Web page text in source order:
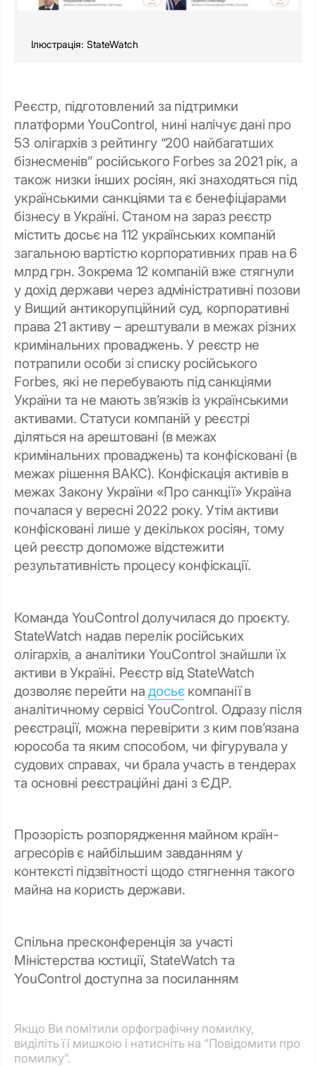
Ілюстрація: StateWatch
Реєстр, підготовлений за підтримки
платформи YouControl, нині налічує дані про
53 олігархів з рейтингу “200 найбагатших
бізнесменів” російського Forbes за 2021 рік, а
також низки інших росіян, які знаходяться під
українськими санкціями та є бенефіціарами
бізнесу в Україні. Станом на зараз реєстр
містить досьє на 112 українських компаній
загальною вартістю корпоративних прав на 6
млрд грн. Зокрема 12 компаній вже стягнули
у дохід держави через адміністративні позови
у Вищий антикорупційний суд, корпоративні
права 21 активу – арештували в межах різних
кримінальних проваджень. У реєстр не
потрапили особи зі списку російського
Forbes, які не перебувають під санкціями
України та не мають зв’язків із українськими
активами. Статуси компаній у реєстрі
діляться на арештовані (в межах
кримінальних проваджень) та конфісковані (в
межах рішення ВАКС). Конфіскація активів в
межах Закону України «Про санкції» Україна
почалася у вересні 2022 року. Утім активи
конфісковані лише у декількох росіян, тому
цей реєстр допоможе відстежити
результативність процесу конфіскації.
Команда YouControl долучилася до проєкту.
StateWatch надав перелік російських
олігархів, а аналітики YouControl знайшли їх
активи в Україні. Реєстр від StateWatch
дозволяє перейти надосьєкомпанії в
аналітичному сервісі YouControl. Одразу після
реєстрації, можна перевірити з ким пов’язана
юрособа та яким способом, чи фігурувала у
судових справах, чи брала участь в тендерах
та основні реєстраційні дані з ЄДР.
Прозорість розпорядження майном країн-
агресорів є найбільшим завданням у
контексті підзвітності щодо стягнення такого
майна на користь держави.
Спільна пресконференція за участі
Міністерства юстиції, StateWatch та
YouControl доступна за посиланням
Якщо Ви помітили орфографічну помилку,
виділіть її мишкою і натисніть на “Повідомити про
помилку”.